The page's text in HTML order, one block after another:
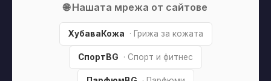
🌐 Нашата мрежа от сайтове
ХубаваКожа · Грижа за кожата
СпортBG · Спорт и фитнес